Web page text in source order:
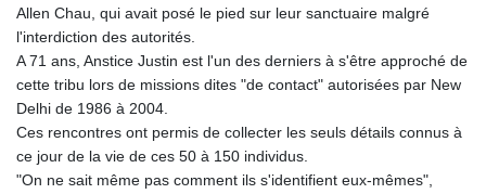
Allen Chau, qui avait posé le pied sur leur sanctuaire malgré
l'interdiction des autorités.
A 71 ans, Anstice Justin est l'un des derniers à s'être approché de
cette tribu lors de missions dites "de contact" autorisées par New
Delhi de 1986 à 2004.
Ces rencontres ont permis de collecter les seuls détails connus à
ce jour de la vie de ces 50 à 150 individus.
"On ne sait même pas comment ils s'identifient eux-mêmes",